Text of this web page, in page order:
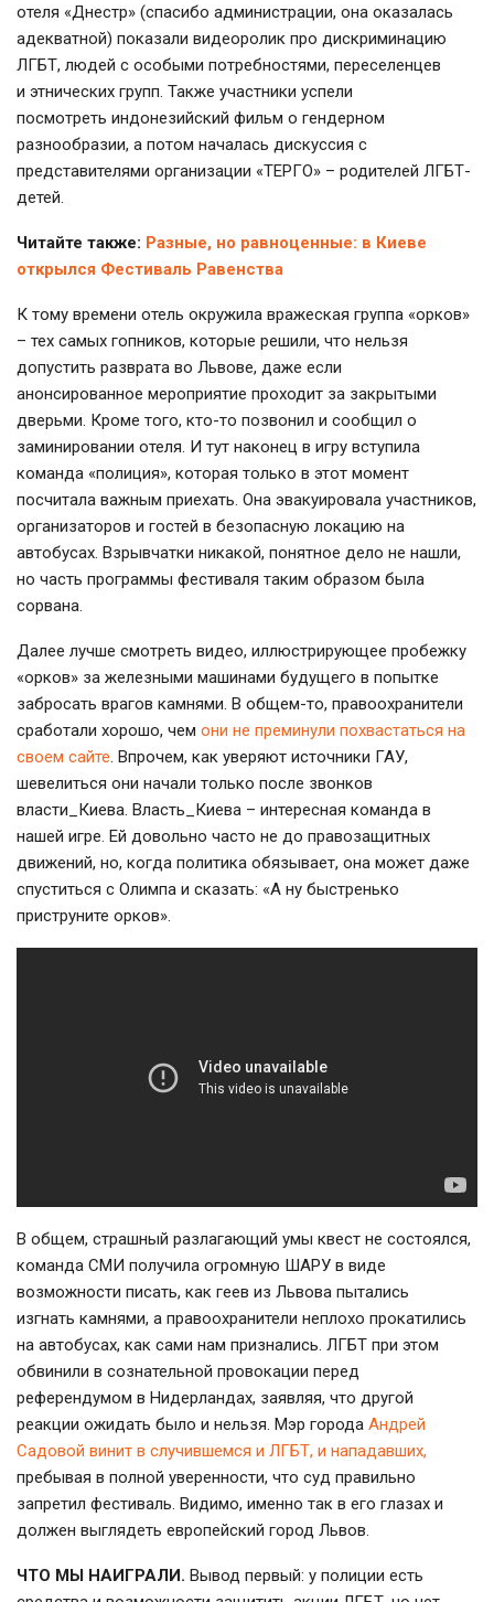
отеля «Днестр» (спасибо администрации, она оказалась
адекватной) показали видеоролик про дискриминацию
ЛГБТ, людей с особыми потребностями, переселенцев
и этнических групп. Также участники успели
посмотреть индонезийский фильм о гендерном
разнообразии, а потом началась дискуссия с
представителями организации «ТЕРГО» – родителей ЛГБТ-
детей.
Читайте также: Разные, но равноценные: в Киеве
открылся Фестиваль Равенства
К тому времени отель окружила вражеская группа «орков»
– тех самых гопников, которые решили, что нельзя
допустить разврата во Львове, даже если
анонсированное мероприятие проходит за закрытыми
дверьми. Кроме того, кто-то позвонил и сообщил о
заминировании отеля. И тут наконец в игру вступила
команда «полиция», которая только в этот момент
посчитала важным приехать. Она эвакуировала участников,
организаторов и гостей в безопасную локацию на
автобусах. Взрывчатки никакой, понятное дело не нашли,
но часть программы фестиваля таким образом была
сорвана.
Далее лучше смотреть видео, иллюстрирующее пробежку
«орков» за железными машинами будущего в попытке
забросать врагов камнями. В общем-то, правоохранители
сработали хорошо, чем они не преминули похвастаться на
своем сайте. Впрочем, как уверяют источники ГАУ,
шевелиться они начали только после звонков
власти_Киева. Власть_Киева – интересная команда в
нашей игре. Ей довольно часто не до правозащитных
движений, но, когда политика обязывает, она может даже
спуститься с Олимпа и сказать: «А ну быстренько
приструните орков».
В общем, страшный разлагающий умы квест не состоялся,
команда СМИ получила огромную ШАРУ в виде
возможности писать, как геев из Львова пытались
изгнать камнями, а правоохранители неплохо прокатились
на автобусах, как сами нам признались. ЛГБТ при этом
обвинили в сознательной провокации перед
референдумом в Нидерландах, заявляя, что другой
реакции ожидать было и нельзя. Мэр города Андрей
Садовой винит в случившемся и ЛГБТ, и нападавших,
пребывая в полной уверенности, что суд правильно
запретил фестиваль. Видимо, именно так в его глазах и
должен выглядеть европейский город Львов.
ЧТО МЫ НАИГРАЛИ. Вывод первый: у полиции есть